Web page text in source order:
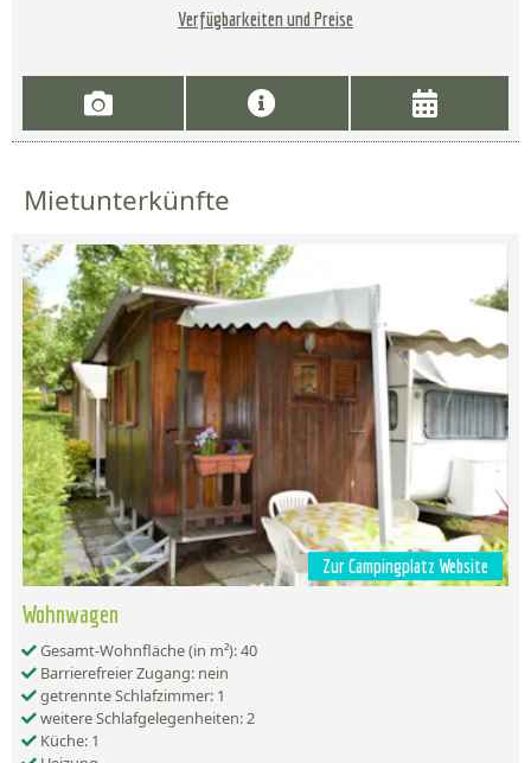
Verfügbarkeiten und Preise
Mietunterkünfte
Zur Campingplatz Website
Wohnwagen
Gesamt-Wohnfläche (in m²): 40
Barrierefreier Zugang: nein
getrennte Schlafzimmer: 1
weitere Schlafgelegenheiten: 2
Küche: 1